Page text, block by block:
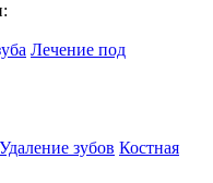
Лечение под
Удаление зубов Костная